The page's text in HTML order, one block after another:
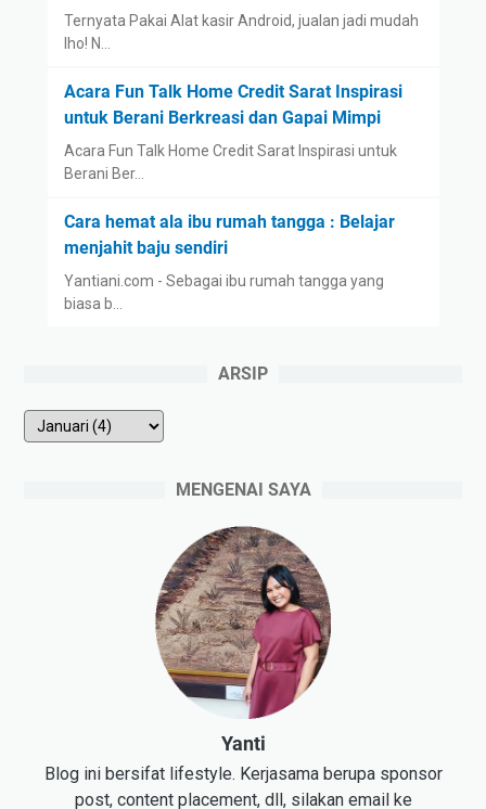
Ternyata Pakai Alat kasir Android, jualan jadi mudah
lho! N…
Acara Fun Talk Home Credit Sarat Inspirasi
untuk Berani Berkreasi dan Gapai Mimpi
Acara Fun Talk Home Credit Sarat Inspirasi untuk
Berani Ber…
Cara hemat ala ibu rumah tangga : Belajar
menjahit baju sendiri
Yantiani.com - Sebagai ibu rumah tangga yang
biasa b…
ARSIP
MENGENAI SAYA
Yanti
Blog ini bersifat lifestyle. Kerjasama berupa sponsor
post, content placement, dll, silakan email ke